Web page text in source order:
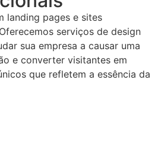
landing pages e sites
serviços de design
sua empresa a causar uma
e converter visitantes em
que refletem a essência da